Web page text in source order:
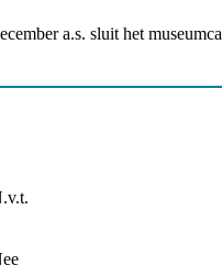
a.s. sluit het